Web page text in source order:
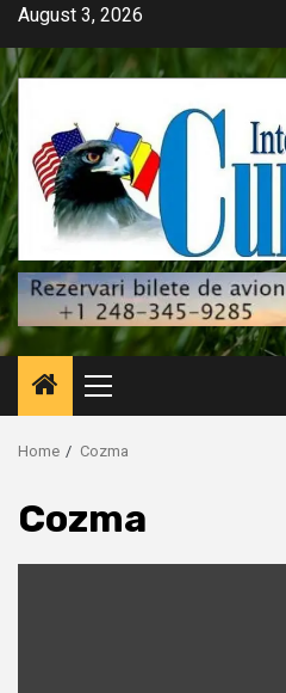
Skip
content
August 3, 2026
Primary
Menu
Home Cozma
Cozma